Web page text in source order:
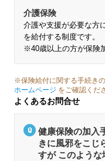
介護保険
介護や支援が必要な方
を給付する制度です。
※40歳以上の方が保険
※保険給付に関する手続きの
ホームページ をご確認くだ
よくあるお問合せ
健康保険の加入
きに風邪をこじ
すが このような